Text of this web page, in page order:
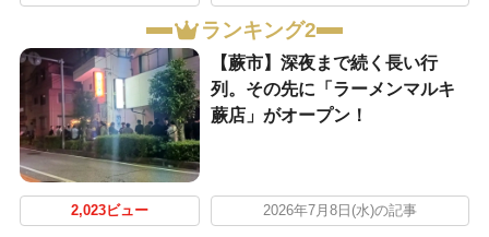
ランキング2
【蕨市】深夜まで続く長い行
列。その先に「ラーメンマルキ
蕨店」がオープン！
2,023ビュー 2026年7月8日(水)の記事